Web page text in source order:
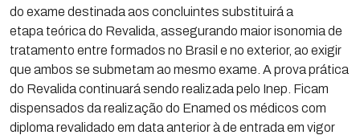
do exame destinada aos concluintes substituirá a
etapa teórica do Revalida, assegurando maior isonomia de
tratamento entre formados no Brasil e no exterior, ao exigir
que ambos se submetam ao mesmo exame. A prova prática
do Revalida continuará sendo realizada pelo Inep. Ficam
dispensados da realização do Enamed os médicos com
diploma revalidado em data anterior à de entrada em vigor